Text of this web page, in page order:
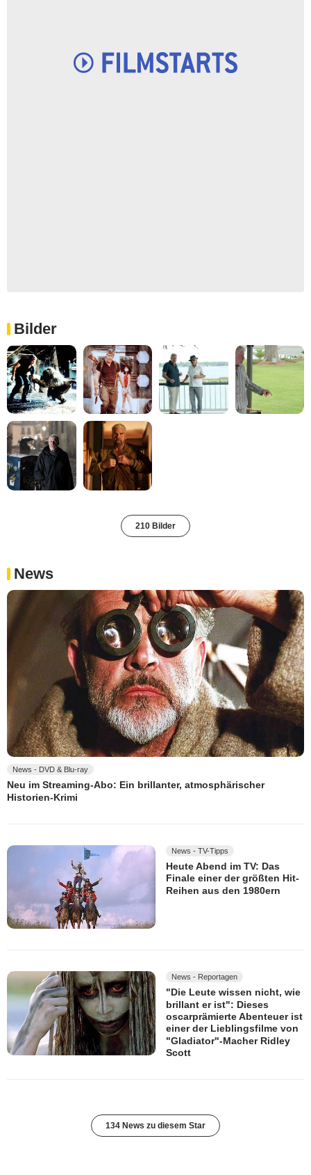
Bilder
210 Bilder
News
News - DVD & Blu-ray
Neu im Streaming-Abo: Ein brillanter, atmosphärischer
Historien-Krimi
News - TV-Tipps
Heute Abend im TV: Das
Finale einer der größten Hit-
Reihen aus den 1980ern
News - Reportagen
"Die Leute wissen nicht, wie
brillant er ist": Dieses
oscarprämierte Abenteuer ist
einer der Lieblingsfilme von
"Gladiator"-Macher Ridley
Scott
134 News zu diesem Star